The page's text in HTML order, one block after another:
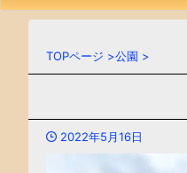
TOPページ >公園 >
2022年5月16日